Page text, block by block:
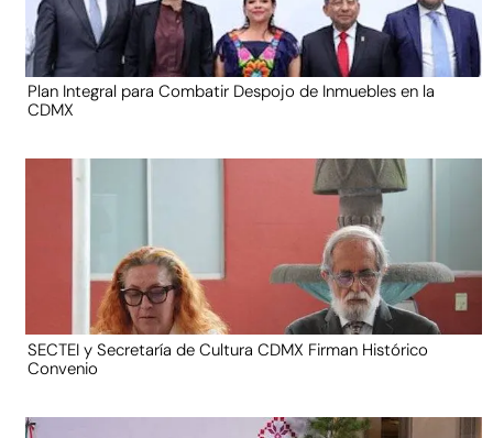
Plan Integral para Combatir Despojo de Inmuebles en la
CDMX
SECTEI y Secretaría de Cultura CDMX Firman Histórico
Convenio